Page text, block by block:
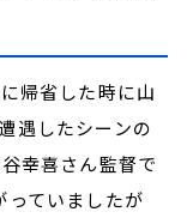
帰省した時に山
遇したシーンの
幸喜さん監督で
っていましたが